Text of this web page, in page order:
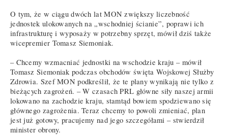
O tym, że w ciągu dwóch lat MON zwiększy liczebność
jednostek ulokowanych na „wschodniej ścianie”, poprawi ich
infrastrukturę i wyposaży w potrzebny sprzęt, mówił dziś także
wicepremier Tomasz Siemoniak.
– Chcemy wzmacniać jednostki na wschodzie kraju – mówił
Tomasz Siemoniak podczas obchodów święta Wojskowej Służby
Zdrowia. Szef MON podkreślił, że te plany wynikają nie tylko z
bieżących zagrożeń. – W czasach PRL główne siły naszej armii
lokowano na zachodzie kraju, stamtąd bowiem spodziewano się
głównego zagrożenia. Teraz chcemy to powoli zmieniać, plan
jest już gotowy, pracujemy nad jego szczegółami – stwierdził
minister obrony.